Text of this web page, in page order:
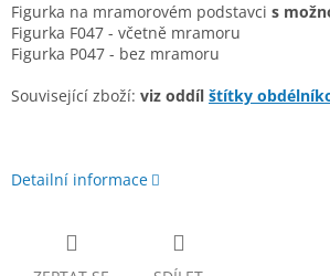
Figurka na mramorovém podstavci s
Figurka F047 - včetně mramoru
Figurka P047 - bez mramoru
Související zboží: viz oddíl štítky
Detailní informace